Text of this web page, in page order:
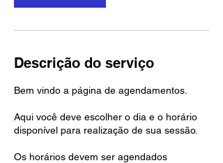
Descrição do serviço
Bem vindo a página de agendamentos.
Aqui você deve escolher o dia e o horário
disponível para realização de sua sessão.
Os horários devem ser agendados